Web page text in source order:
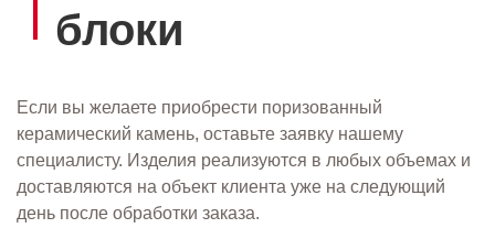
блоки
Если вы желаете приобрести поризованный
керамический камень, оставьте заявку нашему
специалисту. Изделия реализуются в любых объемах и
доставляются на объект клиента уже на следующий
день после обработки заказа.